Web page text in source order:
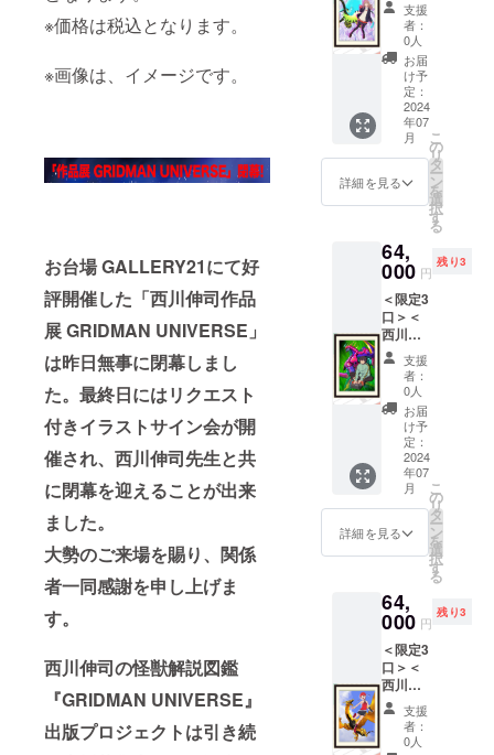
※価格は税込となります。
※画像は、イメージです。
お台場 GALLERY21にて好
評開催した「西川伸司作品
展 GRIDMAN UNIVERSE」
は昨日無事に閉幕しまし
た。最終日にはリクエスト
付きイラストサイン会が開
催され、西川伸司先生と共
に閉幕を迎えることが出来
ました。
大勢のご来場を賜り、関係
者一同感謝を申し上げま
す。
西川伸司の怪獣解説図鑑
『GRIDMAN UNIVERSE』
出版プロジェクトは引き続
』から
『グ
リッド
マンユ
ニバー
ス』ま
での全
怪獣紹
介 ※版
権は版
権元に
帰属し
※2024
年7月下
旬頃の
お届け
となり
ます。
※価格は
税込み
です。
※送料は
別途お
客様負
担（着
払い）
となり
ます。
※画像は
イメー
ジで
判型：
A4 ソフ
トカ
バー ・
予定総
頁/オー
ルカ
ラー80
ページ
作品/
『SSSS
AN』
『SSSS
.DYNAZ
ENON
』から
『グ
リッド
マンユ
ニバー
ス』ま
での全
怪獣紹
介 ※版
権は版
権元に
帰属し
ます。
※2024
年7月下
お届け
となり
ます。
※価格は
税込み
です。
※送料は
別途お
客様負
描き下
ろし“新
作”の2
点をB2
ポス
ター化
（2枚
組）。
・判
紙：B2
／アー
135kg(
予定)
※Tシャ
ツにつ
いて ・
サイズ
は、
M,L,XL,
XXLか
らお選
びくだ
さい。
（綿
100％）
M 着丈
52 肩幅
46 袖丈
着丈73
身幅55
肩幅50
袖丈
22 XL
着丈77
身幅58
肩幅54
袖丈
24
ズ：
（絵
柄）A2
サイズ
(H約
594× W
420mm
)／（額
B2サイ
ズ(H約
728 × W
515mm
) ※版権
は版権
元に帰
属しま
す。
※2024
年7月下
旬頃の
お届け
となり
ます。
※価格は
税込と
なりま
送料は
別途お
払い）
となり
ます。
※画像
は、イ
メージ
です。
るのは
今回の
クラウ
ドファ
ンディ
ングの
みとな
りま
す。 ＜
リター
ン内容
●「西川
筆サイ
ン入
り」描
き下ろ
し複製
原画
『SSSS
.DYNAZ
ENON
』「ガ
ウマ
× ダイ
ナゼノ
ン」 ※
複製原
いて ・
サイ
柄）A2
サイズ
(H約
594× W
約
420mm
)／（額
寸法）
B2サイ
覧会用
加筆作
品を原
画展会
場と
BOOST
ER限定
で複製
原画と
して完
決定！
原画展
が終了
した現
在、入
手出来
るのは
今回の
クラウ
ドファ
ンディ
ングの
みとな
りま
す。 ＜
リター
ン内容
●「西川
筆サイ
ン入
り」描
き下ろ
し複製
原画
『SSSS
.DYNAZ
ENON
サイン
入り・
BOOST
ER限定
＞【複
製原画
コース
E】 西
川伸司
による
描き下
ろし
.DYNAZ
ENON
』「南
夢芽
× ネオ
フォビ
ア」 展
覧会用
加筆作
品を原
画展会
場と
BOOST
ER限定
で複製
原画と
して完
決定！
原画展
が終了
した現
在、入
手出来
るのは
今回の
クラウ
支援
者：
0人
お届
け予
定：
2024
年07
月
詳細を見る
こ
の
リ
タ
ー
ン
を
選
択
す
る
64,
000 円
残り3
＜限定3
口＞＜
西川伸
司直筆
サイン
入り・
BOOST
ER限定
＞【複
製原画
コース
F】 西
川伸司
による
描き下
ろし
.DYNAZ
ENON
』「山
中 暦
× グ
レー
ジョ
ム」 展
覧会用
支援
者：
0人
お届
け予
定：
2024
年07
月
詳細を見る
こ
の
リ
タ
ー
ン
を
選
択
す
る
64,
000 円
残り3
＜限定3
口＞＜
西川伸
司直筆
サイン
入り・
支援
者：
0人